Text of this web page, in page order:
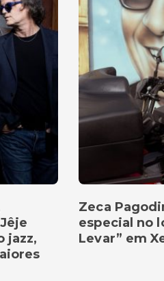
Zeca
especial no
Levar” em
jazz,